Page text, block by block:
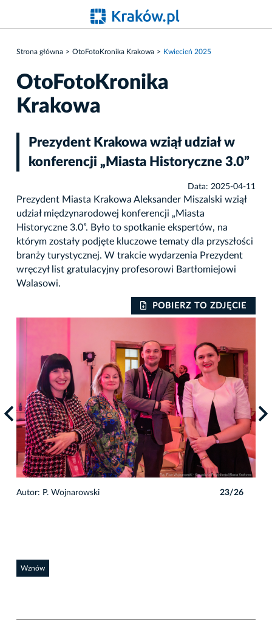
Strona główna OtoFotoKronika Krakowa Kwiecień 2025
OtoFotoKronika
Krakowa
Prezydent Krakowa wziął udział w
konferencji „Miasta Historyczne 3.0”
Data: 2025-04-11
Prezydent Miasta Krakowa Aleksander Miszalski wziął
udział międzynarodowej konferencji „Miasta
Historyczne 3.0”. Było to spotkanie ekspertów, na
którym zostały podjęte kluczowe tematy dla przyszłości
branży turystycznej. W trakcie wydarzenia Prezydent
wręczył list gratulacyjny profesorowi Bartłomiejowi
Walasowi.
POBIERZ TO ZDJĘCIE
Autor: P. Wojnarowski 23/26
Wznów